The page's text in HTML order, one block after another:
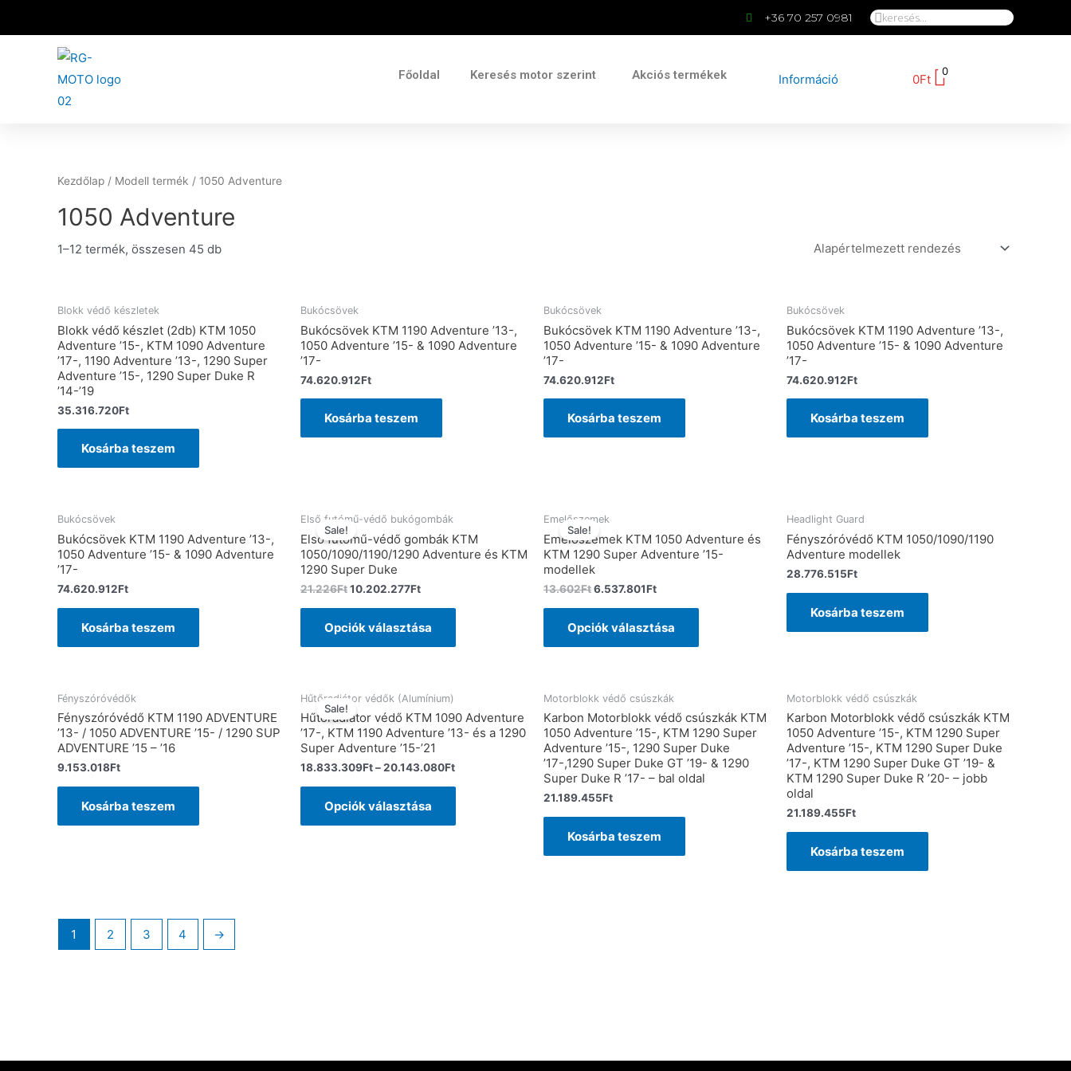
+36 70 257 0981
Főoldal Keresés motor szerint Akciós termékek Információ 0Ft
0
Kezdőlap / Modell termék / 1050 Adventure
1050 Adventure
1–12 termék, összesen 45 db
Blokk védő készletek
Blokk védő készlet (2db) KTM 1050
Adventure ’15-, KTM 1090 Adventure
’17-, 1190 Adventure ’13-, 1290 Super
Adventure ’15-, 1290 Super Duke R
’14-’19
35.316.720Ft
Kosárba teszem
Bukócsövek
Bukócsövek KTM 1190 Adventure ’13-,
1050 Adventure ’15- & 1090 Adventure
’17-
74.620.912Ft
Kosárba teszem
Bukócsövek
Bukócsövek KTM 1190 Adventure ’13-,
1050 Adventure ’15- & 1090 Adventure
’17-
74.620.912Ft
Kosárba teszem
Bukócsövek
Bukócsövek KTM 1190 Adventure ’13-,
1050 Adventure ’15- & 1090 Adventure
’17-
74.620.912Ft
Kosárba teszem
Bukócsövek
Bukócsövek KTM 1190 Adventure ’13-,
1050 Adventure ’15- & 1090 Adventure
’17-
74.620.912Ft
Kosárba teszem
Sale!
Első futómű-védő bukógombák
Első futómű-védő gombák KTM
1050/1090/1190/1290 Adventure és KTM
1290 Super Duke
21.226Ft10.202.277Ft
Opciók választása
Sale!
Emelőszemek
Emelőszemek KTM 1050 Adventure és
KTM 1290 Super Adventure ’15-
modellek
13.602Ft6.537.801Ft
Opciók választása
Headlight Guard
Fényszóróvédő KTM 1050/1090/1190
Adventure modellek
28.776.515Ft
Kosárba teszem
Fényszóróvédők
Fényszóróvédő KTM 1190 ADVENTURE
’13- / 1050 ADVENTURE ’15- / 1290 SUP
ADVENTURE ’15 – ’16
9.153.018Ft
Kosárba teszem
Sale!
Hűtőradiátor védők (Alumínium)
Hűtőradiátor védő KTM 1090 Adventure
’17-, KTM 1190 Adventure ’13- és a 1290
Super Adventure ’15-’21
18.833.309Ft–20.143.080Ft
Opciók választása
Motorblokk védő csúszkák
Karbon Motorblokk védő csúszkák KTM
1050 Adventure ’15-, KTM 1290 Super
Adventure ’15-, 1290 Super Duke
’17-,1290 Super Duke GT ’19- & 1290
Super Duke R ’17- – bal oldal
21.189.455Ft
Kosárba teszem
Motorblokk védő csúszkák
Karbon Motorblokk védő csúszkák KTM
1050 Adventure ’15-, KTM 1290 Super
Adventure ’15-, KTM 1290 Super Duke
’17-, KTM 1290 Super Duke GT ’19- &
KTM 1290 Super Duke R ’20- – jobb
oldal
21.189.455Ft
Kosárba teszem
1 2 3 4 →